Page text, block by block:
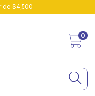
de $4,500
0